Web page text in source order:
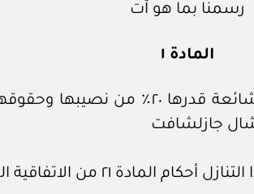
رسمنا بما هو آت
المادة ١
إجازة التنازل الصادر من مجموعة ألف –